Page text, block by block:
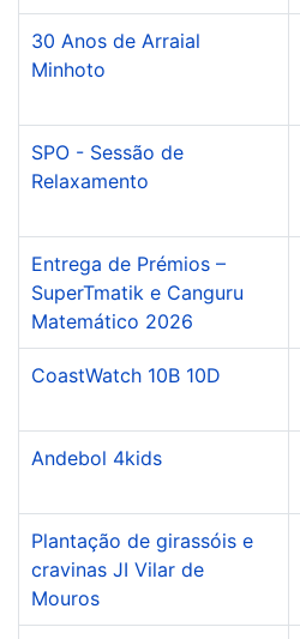
30 Anos de Arraial
Minhoto
SPO - Sessão de
Relaxamento
Entrega de Prémios –
SuperTmatik e Canguru
Matemático 2026
CoastWatch 10B 10D
Andebol 4kids
Plantação de girassóis e
cravinas JI Vilar de
Mouros